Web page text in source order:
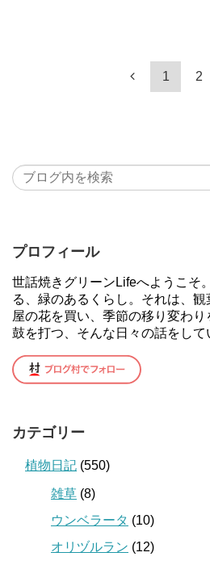
1 2
プロフィール
世話焼きグリーンLifeへようこそ
る、緑のあるくらし。それは、
屋の花を買い、季節の移り変わ
鼓を打つ、そんな日々の話をして
カテゴリー
植物日記 (550)
雑草 (8)
ウンベラータ (10)
オリヅルラン (12)